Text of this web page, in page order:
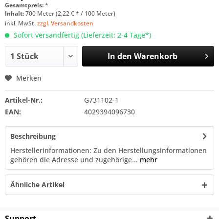
Gesamtpreis:*
Inhalt:700 Meter (2,22 € * / 100 Meter)
inkl. MwSt.zzgl. Versandkosten
Sofort versandfertig (Lieferzeit: 2-4 Tage*)
In den Warenkorb
Merken
Artikel-Nr.:
G731102-1
EAN:
4029394096730
Beschreibung
Herstellerinformationen: Zu den Herstellungsinformationen
gehören die Adresse und zugehörige... mehr
Ähnliche Artikel